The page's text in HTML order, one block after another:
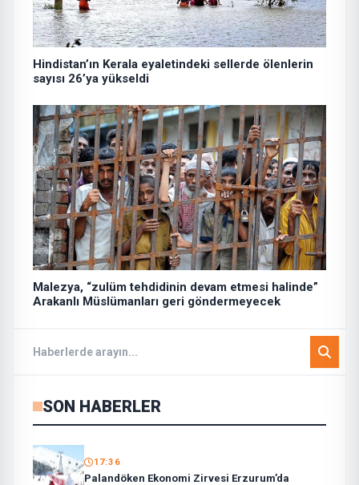
Hindistan’ın Kerala eyaletindeki sellerde ölenlerin
sayısı 26’ya yükseldi
Malezya, “zulüm tehdidinin devam etmesi halinde”
Arakanlı Müslümanları geri göndermeyecek
SON HABERLER
17:36
Palandöken Ekonomi Zirvesi Erzurum’da